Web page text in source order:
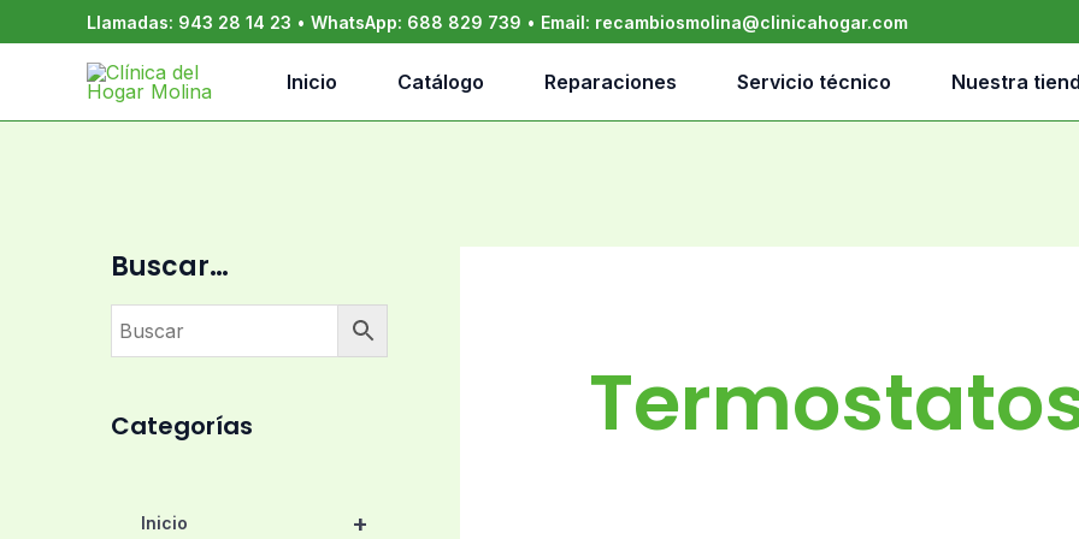
al
contenido
Llamadas: 943 28 14 23 • WhatsApp: 688 829 739 • Email: recambiosmolina@clinicahogar.com
Inicio Catálogo Reparaciones Servicio técnico Nuestra
Buscar…
Categorías
+
Inicio